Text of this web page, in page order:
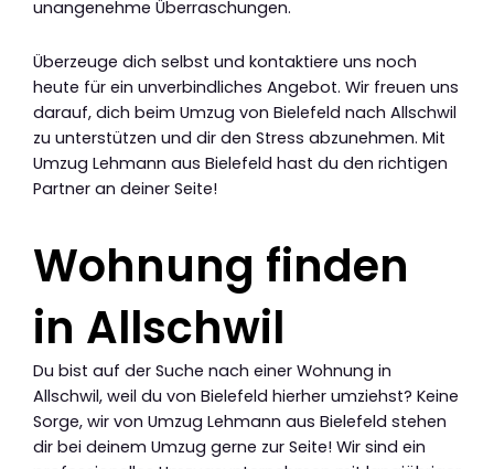
unangenehme Überraschungen.
Überzeuge dich selbst und kontaktiere uns noch
heute für ein unverbindliches Angebot. Wir freuen uns
darauf, dich beim Umzug von Bielefeld nach Allschwil
zu unterstützen und dir den Stress abzunehmen. Mit
Umzug Lehmann aus Bielefeld hast du den richtigen
Partner an deiner Seite!
Wohnung finden
in Allschwil
Du bist auf der Suche nach einer Wohnung in
Allschwil, weil du von Bielefeld hierher umziehst? Keine
Sorge, wir von Umzug Lehmann aus Bielefeld stehen
dir bei deinem Umzug gerne zur Seite! Wir sind ein